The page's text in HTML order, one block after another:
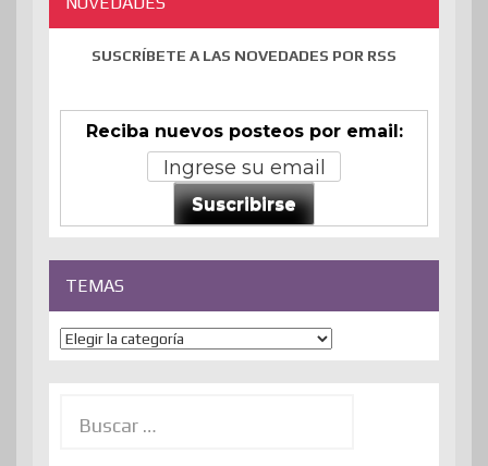
SUSCRÍBETE A LAS NOVEDADES POR RSS
Reciba nuevos posteos por email:
Suscribirse
TEMAS
Temas